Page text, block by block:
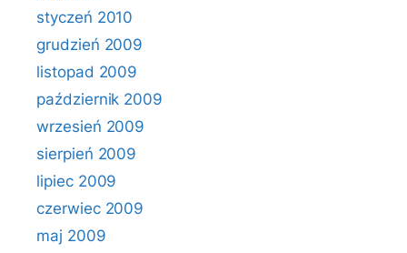
styczeń 2010
grudzień 2009
listopad 2009
październik 2009
wrzesień 2009
sierpień 2009
lipiec 2009
czerwiec 2009
maj 2009